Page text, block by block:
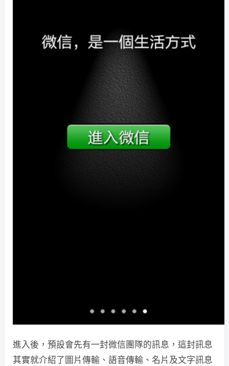
進入後，預設會先有一封微信團隊的訊息，這封訊息
其實就介紹了圖片傳輸、語音傳輸、名片及文字訊息